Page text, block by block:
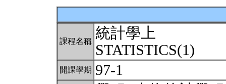
課程名稱 統計學上
STATISTICS(1)
開課學期 97-1